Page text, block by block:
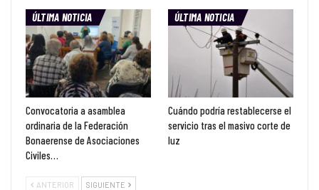
ÚLTIMA NOTICIA
Convocatoria a asamblea
ordinaria de la Federación
Bonaerense de Asociaciones
Civiles…
ÚLTIMA NOTICIA
Cuándo podría restablecerse el
servicio tras el masivo corte de
luz
ANTERIOR SIGUIENTE